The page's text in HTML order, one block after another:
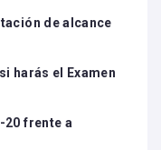
de alcance
harás el Examen
20 frente a